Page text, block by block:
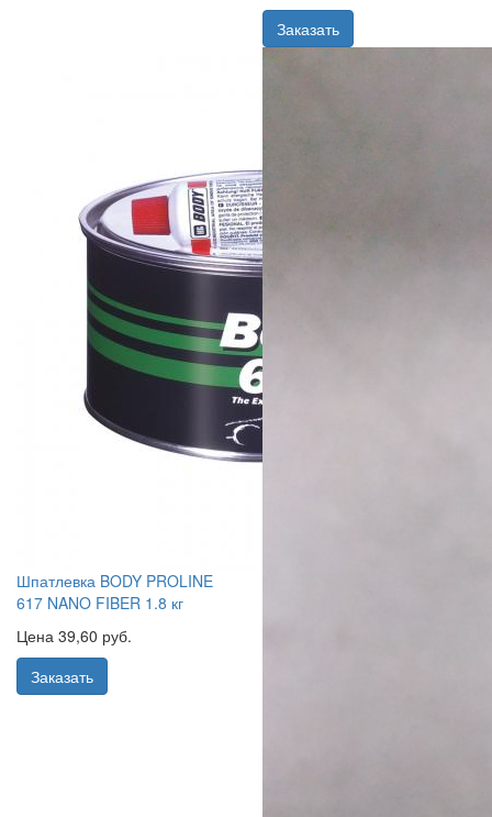
Заказать
Шпатлевка BODY PROLINE
617 NANO FIBER 1.8 кг
Цена 39,60 руб.
Заказать